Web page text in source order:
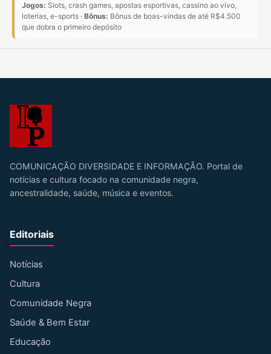
Jogos: Slots, crash games, apostas esportivas, cassino ao vivo,
loterias, e-sports · Bônus: Bônus de boas-vindas de até R$4.500
que dobra o primeiro depósito
COMUNICAÇÃO DIVERSIDADE E INFORMAÇÃO. Portal de
notícias e cultura focado na comunidade negra,
ancestralidade, saúde, música e eventos.
Editoriais
Notícias
Cultura
Comunidade Negra
Saúde & Bem Estar
Educação